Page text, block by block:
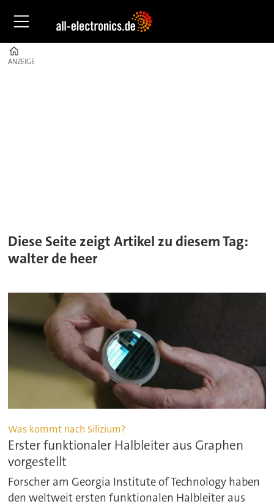
ANZEIGE
ANZEIGE
Diese Seite zeigt Artikel zu diesem Tag:
walter de heer
Was kommt nach Silizium?
Erster funktionaler Halbleiter aus Graphen
vorgestellt
Forscher am Georgia Institute of Technology haben
den weltweit ersten funktionalen Halbleiter aus